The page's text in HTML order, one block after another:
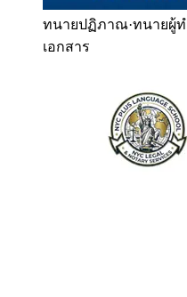
ทนายปฏิภาณ·ทนายผู้
เอกสาร